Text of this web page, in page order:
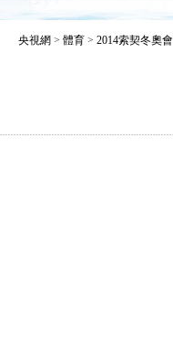
央視網 > 體育 > 2014索契冬奧會